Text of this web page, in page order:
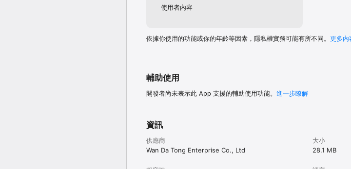
使用者內容
依據你使用的功能或你的年齡等因素，隱私權實務可能有所不同。 更多內
輔助使用
開發者尚未表示此 App 支援的輔助使用功能。 進一步瞭解
資訊
供應商
Wan Da Tong Enterprise Co., Ltd
大小
28.1 MB